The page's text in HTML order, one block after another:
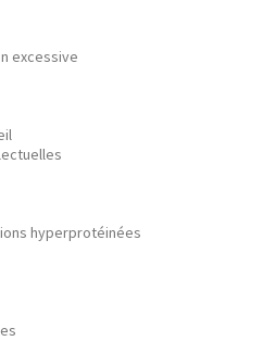
excessive
hyperprotéinées